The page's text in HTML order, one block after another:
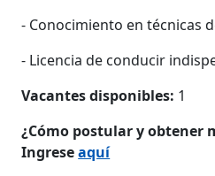
- Conocimiento en técnicas
- Licencia de conducir
Vacantes disponibles: 1
¿Cómo postular y obtener
Ingreseaquí